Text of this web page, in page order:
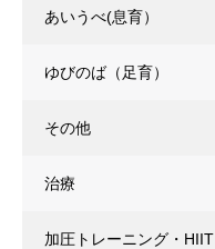
あいうべ(息育）
ゆびのば（足育）
その他
治療
加圧トレーニング・HIIT